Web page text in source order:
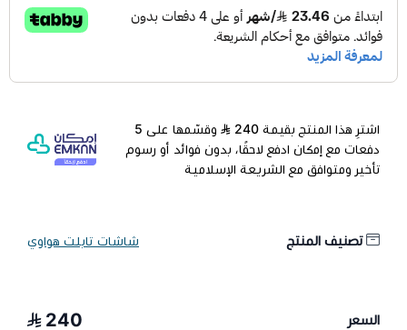
اشترِ هذا المنتج بقيمة 240
وقسّمها على 5
دفعات مع إمكان ادفع لاحقًا، بدون فوائد أو رسوم
تأخير ومتوافق مع الشريعة الإسلامية
تصنيف المنتج شاشات تابلت هواوي
السعر 240